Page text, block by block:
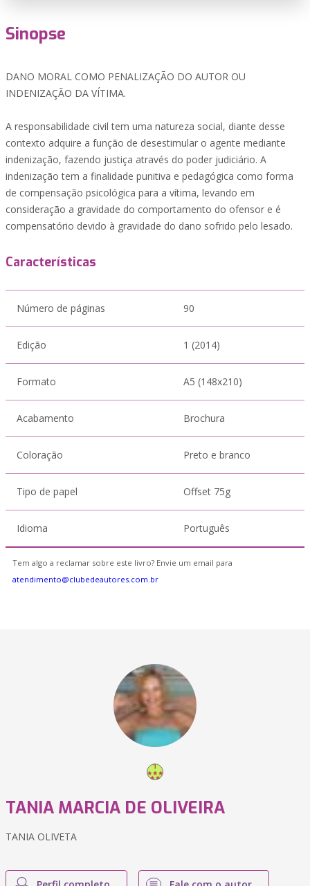
Sinopse
DANO MORAL COMO PENALIZAÇÃO DO AUTOR OU
INDENIZAÇÃO DA VÍTIMA.
A responsabilidade civil tem uma natureza social, diante desse
contexto adquire a função de desestimular o agente mediante
indenização, fazendo justiça através do poder judiciário. A
indenização tem a finalidade punitiva e pedagógica como forma
de compensação psicológica para a vítima, levando em
consideração a gravidade do comportamento do ofensor e é
compensatório devido à gravidade do dano sofrido pelo lesado.
Características
Número de páginas 90
Edição 1 (2014)
Formato A5 (148x210)
Acabamento Brochura
Coloração Preto e branco
Tipo de papel Offset 75g
Idioma Português
Tem algo a reclamar sobre este livro? Envie um email para
atendimento@clubedeautores.com.br
TANIA MARCIA DE OLIVEIRA
TANIA OLIVETA